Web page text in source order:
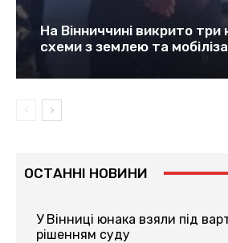
На Вінниччині викрито три
схеми з землею та
ОСТАННІ НОВИНИ
У Вінниці юнака взяли під
рішенням суду